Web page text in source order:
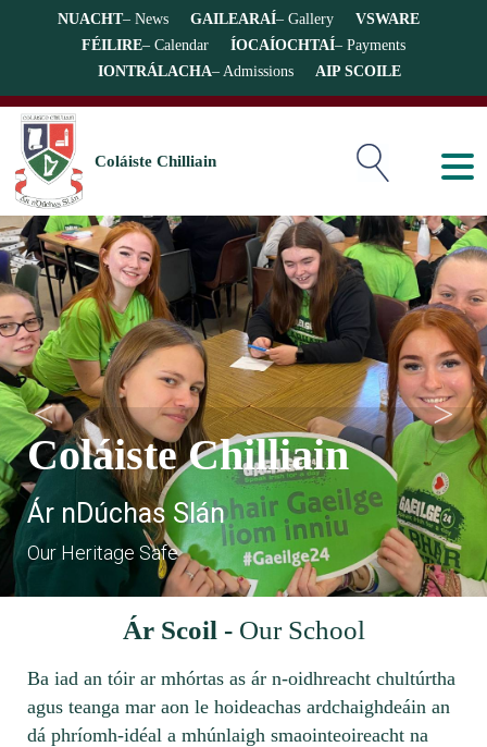
NUACHT– News GAILEARAÍ– Gallery
VSWARE
FÉILIRE– Calendar ÍOCAÍOCHTAÍ– Payments
IONTRÁLACHA– Admissions AIP SCOILE
Coláiste Chilliain
Coláiste Chilliain
Ár nDúchas Slán
Our Heritage Safe
Coláiste Chilliain
Ár nDúchas Slán
Our Heritage Safe
Coláiste Chilliain
Ár nDúchas Slán
Our Heritage Safe
Coláiste Chilliain
Ár nDúchas Slán
Our Heritage Safe
Ár Scoil - Our School
Ba iad an tóir ar mhórtas as ár n-oidhreacht chultúrtha
agus teanga mar aon le hoideachas ardchaighdeáin an
dá phríomh-idéal a mhúnlaigh smaointeoireacht na